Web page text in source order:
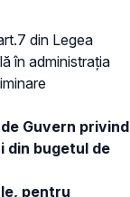
din Legea
în administraţia
Guvern privind
din bugetul de
pentru